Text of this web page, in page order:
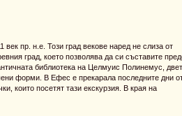
пр. н.е. Този град векове наред не слиза от
град, което позволява да си съставите
библиотека на Целмуис Полинемус,
форми. В Ефес е прекарала последните дни
които посетят тази екскурзия. В края на